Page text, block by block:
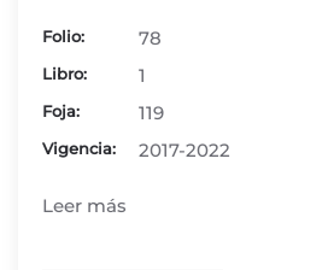
Folio: 78
Libro: 1
Foja: 119
Vigencia: 2017-2022
Leer más